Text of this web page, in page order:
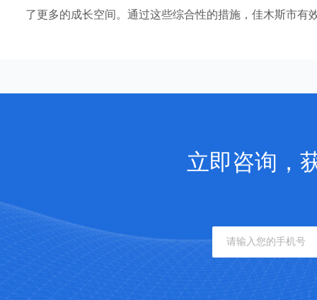
了更多的成长空间。通过这些综合性的措施，佳木斯市
立即咨询，